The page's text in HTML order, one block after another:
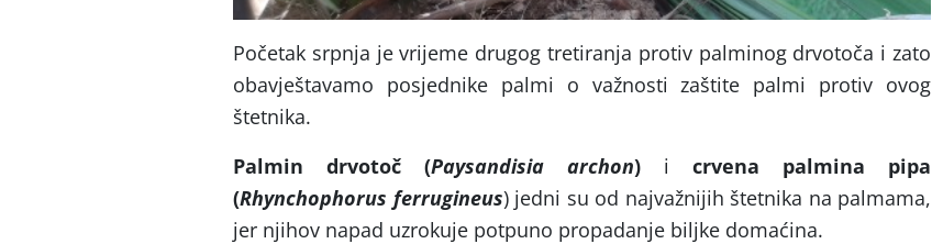
Početak srpnja je vrijeme drugog tretiranja protiv palminog drvotoča i zato
obavještavamo posjednike palmi o važnosti zaštite palmi protiv ovog
štetnika.
Palmin drvotoč (Paysandisia archon) i crvena palmina pipa
(Rhynchophorus ferrugineus) jedni su od najvažnijih štetnika na palmama,
jer njihov napad uzrokuje potpuno propadanje biljke domaćina.